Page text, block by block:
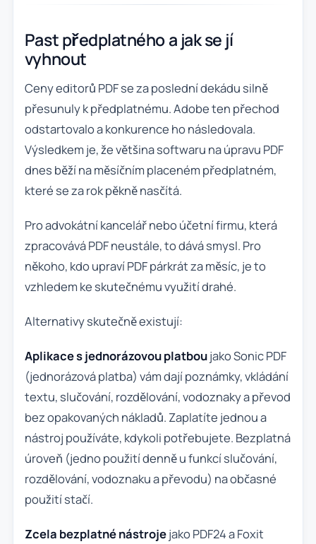
Past předplatného a jak se jí
vyhnout
Ceny editorů PDF se za poslední dekádu silně
přesunuly k předplatnému. Adobe ten přechod
odstartovalo a konkurence ho následovala.
Výsledkem je, že většina softwaru na úpravu PDF
dnes běží na měsíčním placeném předplatném,
které se za rok pěkně nasčítá.
Pro advokátní kancelář nebo účetní firmu, která
zpracovává PDF neustále, to dává smysl. Pro
někoho, kdo upraví PDF párkrát za měsíc, je to
vzhledem ke skutečnému využití drahé.
Alternativy skutečně existují:
Aplikace s jednorázovou platboujako Sonic PDF
(jednorázová platba) vám dají poznámky, vkládání
textu, slučování, rozdělování, vodoznaky a převod
bez opakovaných nákladů. Zaplatíte jednou a
nástroj používáte, kdykoli potřebujete. Bezplatná
úroveň (jedno použití denně u funkcí slučování,
rozdělování, vodoznaku a převodu) na občasné
použití stačí.
Zcela bezplatné nástrojejako PDF24 a Foxit